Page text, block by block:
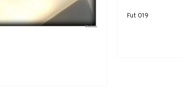
Fut 019